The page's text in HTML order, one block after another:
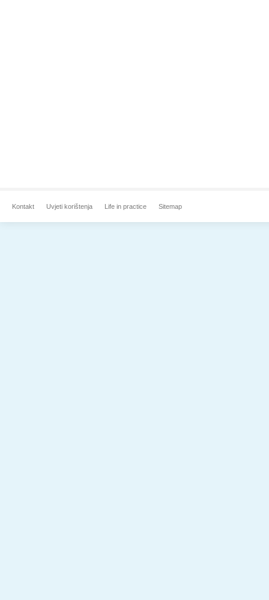
Kontakt Uvjeti korištenja Life in practice Sitemap